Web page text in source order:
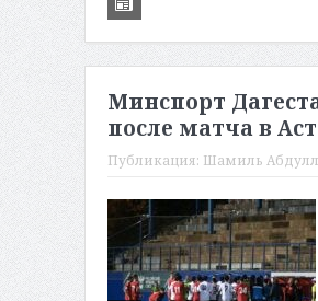
Минспорт
после матча в
Публикация: Шамиль